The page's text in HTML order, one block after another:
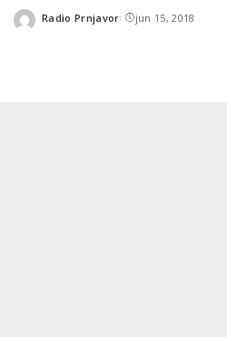
Posted
Radio Prnjavor jun 15, 2018